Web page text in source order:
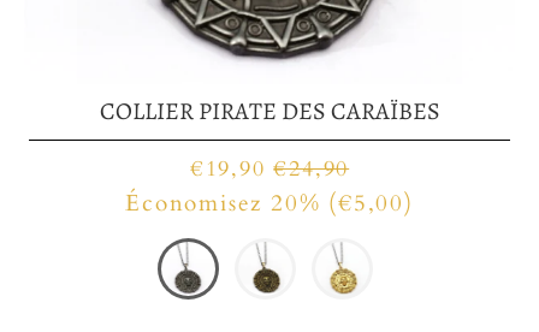
COLLIER PIRATE DES CARAÏBES
€19,90 €24,90
Économisez 20% (€5,00)